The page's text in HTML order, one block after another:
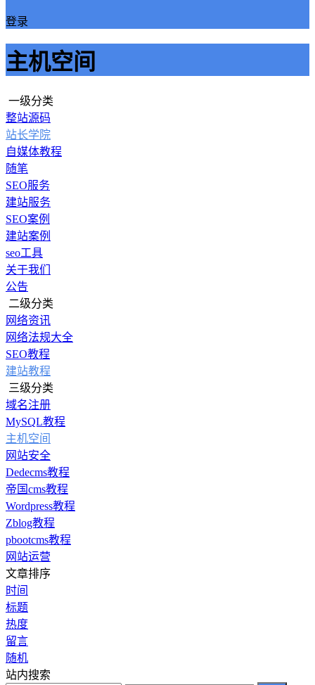
登录
主机空间
一级分类
整站源码
站长学院
自媒体教程
随笔
SEO服务
建站服务
SEO案例
建站案例
seo工具
关于我们
公告
二级分类
网络资讯
网络法规大全
SEO教程
建站教程
三级分类
域名注册
MySQL教程
主机空间
网站安全
Dedecms教程
帝国cms教程
Wordpress教程
Zblog教程
pbootcms教程
网站运营
文章排序
时间
标题
热度
留言
随机
站内搜索